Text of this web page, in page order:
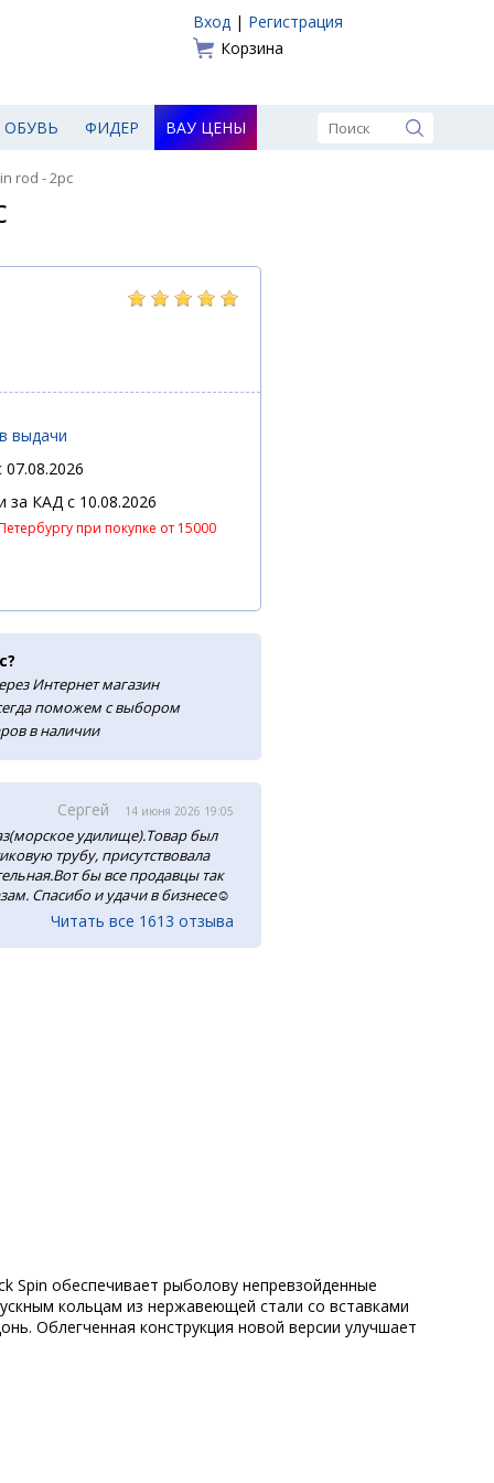
Вход | Регистрация
Корзина
ОБУВЬ ФИДЕР ВАУ ЦЕНЫ
rod - 2pc
выдачи
за КАД c 10.08.2026
при покупке от 15000
Интернет магазин
поможем с выбором
в наличии
Сергей 14 июня 2026 19:05
удилище).Товар был
трубу, присутствовала
бы все продавцы так
Спасибо и удачи в бизнесе☺️
Читать все 1613 отзыва
Spin обеспечивает рыболову непревзойденные
кольцам из нержавеющей стали со вставками
Облегченная конструкция новой версии улучшает